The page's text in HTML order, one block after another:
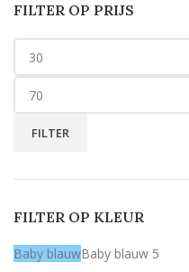
FILTER OP PRIJS
FILTER
FILTER OP KLEUR
Baby blauwBaby blauw 5